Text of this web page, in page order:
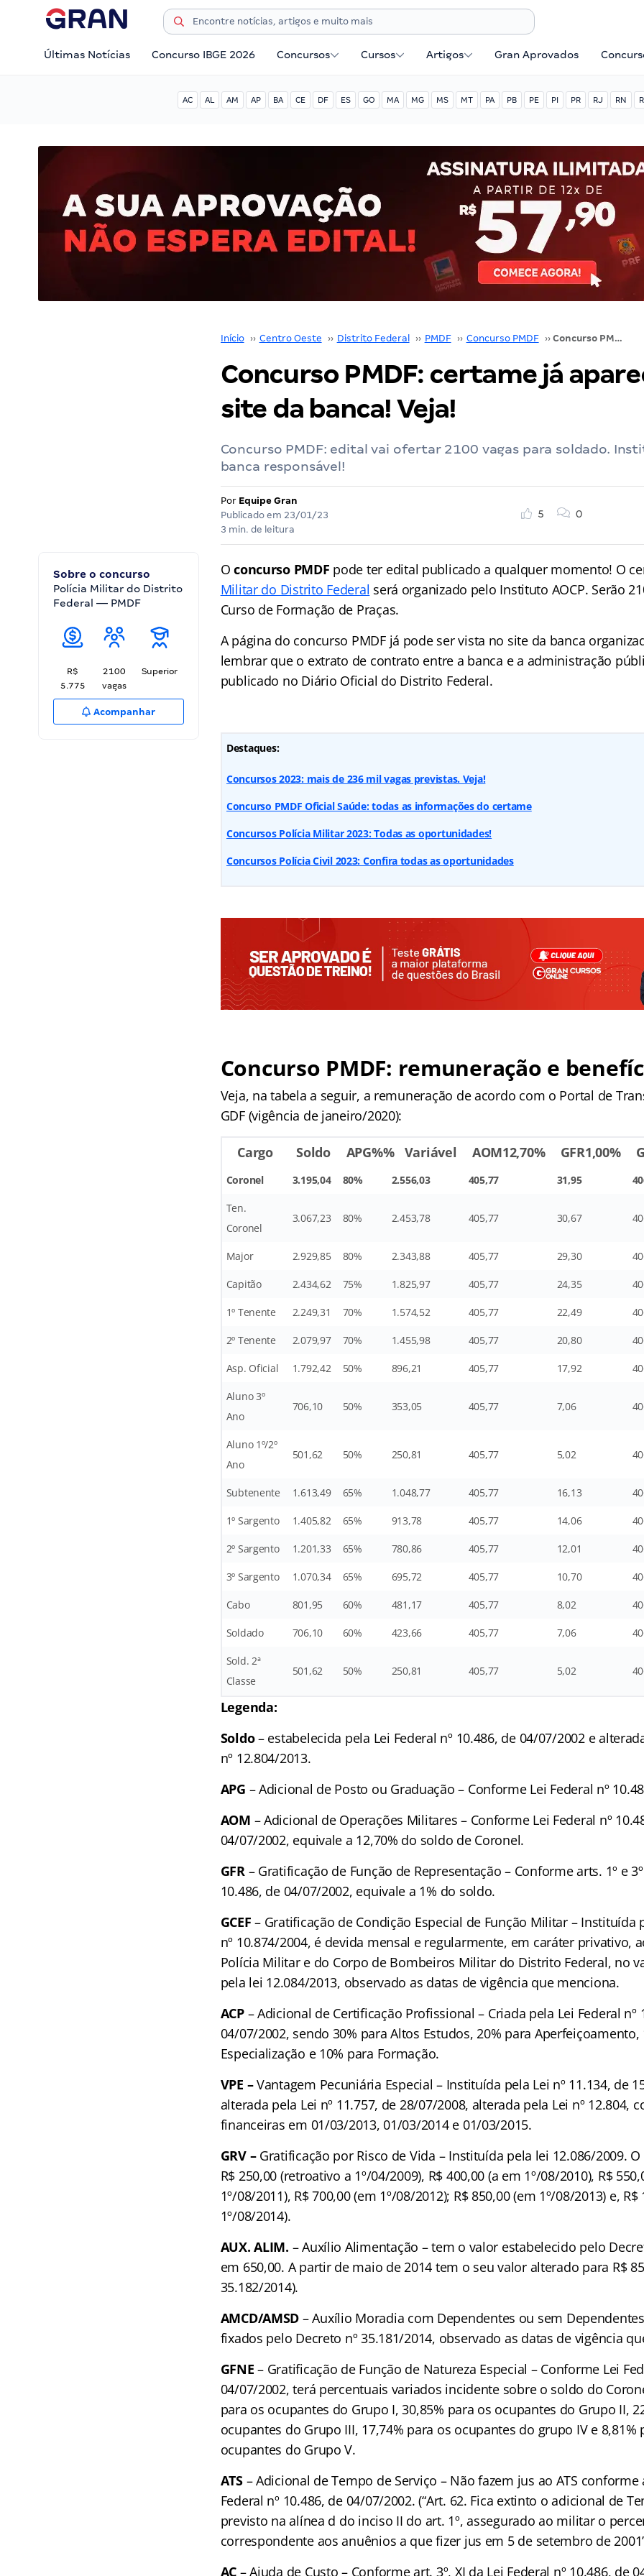
Últimas Notícias Concurso IBGE 2026 Concursos Cursos Artigos Gran Aprovados
AC AL AM AP BA CE DF ES GO MA MG MS MT PA PB PE PI PR RJ RN
Início ›› Centro Oeste ›› Distrito Federal ›› PMDF ›› Concurso PMDF ›› Concurso PMDF: certame já aparece no site da banca! Veja!
Concurso PMDF: certame já
site da banca! Veja!
Concurso PMDF: edital vai ofertar 2100 vagas para soldado.
banca responsável!
Por Equipe Gran
Publicado em 23/01/23
3 min. de leitura
5 0
Sobre o concurso
Polícia Militar do Distrito
Federal — PMDF
R$
5.775
2100
vagas
Superior
Acompanhar
Oconcurso PMDF pode ter edital publicado a qualquer momento! O
Militar do Distrito Federal será organizado pelo Instituto AOCP. Serão
Curso de Formação de Praças.
A página do concurso PMDF já pode ser vista no site da banca
lembrar que o extrato de contrato entre a banca e a administração
publicado no Diário Oficial do Distrito Federal.
Destaques:
Concursos 2023: mais de 236 mil vagas previstas. Veja!
Concurso PMDF Oficial Saúde: todas as informações do certame
Concursos Polícia Militar 2023: Todas as oportunidades!
Concursos Polícia Civil 2023: Confira todas as oportunidades
Concurso PMDF: remuneração e
Veja, na tabela a seguir, a remuneração de acordo com o Portal de
GDF (vigência de janeiro/2020):
Cargo Soldo APG%% Variável AOM12,70% GFR1,00%
Coronel 3.195,04 80% 2.556,03 405,77 31,95
Ten.
Coronel
3.067,23 80% 2.453,78 405,77 30,67
Major 2.929,85 80% 2.343,88 405,77 29,30
Capitão 2.434,62 75% 1.825,97 405,77 24,35
1º Tenente 2.249,31 70% 1.574,52 405,77 22,49
2º Tenente 2.079,97 70% 1.455,98 405,77 20,80
Asp. Oficial 1.792,42 50% 896,21 405,77 17,92
Aluno 3º
Ano
706,10 50% 353,05 405,77 7,06
Aluno 1º/2º
Ano
501,62 50% 250,81 405,77 5,02
Subtenente 1.613,49 65% 1.048,77 405,77 16,13
1º Sargento 1.405,82 65% 913,78 405,77 14,06
2º Sargento 1.201,33 65% 780,86 405,77 12,01
3º Sargento 1.070,34 65% 695,72 405,77 10,70
Cabo 801,95 60% 481,17 405,77 8,02
Soldado 706,10 60% 423,66 405,77 7,06
Sold. 2ª
Classe
501,62 50% 250,81 405,77 5,02
Legenda:
Soldo– estabelecida pela Lei Federal nº 10.486, de 04/07/2002 e
nº 12.804/2013.
APG – Adicional de Posto ou Graduação – Conforme Lei Federal nº
AOM – Adicional de Operações Militares – Conforme Lei Federal nº
04/07/2002, equivale a 12,70% do soldo de Coronel.
GFR – Gratificação de Função de Representação – Conforme arts. 1º e
10.486, de 04/07/2002, equivale a 1% do soldo.
GCEF– Gratificação de Condição Especial de Função Militar – Instituída
nº 10.874/2004, é devida mensal e regularmente, em caráter privativo,
Polícia Militar e do Corpo de Bombeiros Militar do Distrito Federal, no
pela lei 12.084/2013, observado as datas de vigência que menciona.
ACP– Adicional de Certificação Profissional – Criada pela Lei Federal nº
04/07/2002, sendo 30% para Altos Estudos, 20% para Aperfeiçoamento,
Especialização e 10% para Formação.
VPE –Vantagem Pecuniária Especial – Instituída pela Lei nº 11.134, de
alterada pela Lei nº 11.757, de 28/07/2008, alterada pela Lei nº 12.804,
financeiras em 01/03/2013, 01/03/2014 e 01/03/2015.
GRV –Gratificação por Risco de Vida – Instituída pela lei 12.086/2009.
R$ 250,00 (retroativo a 1º/04/2009), R$ 400,00 (a em 1º/08/2010), R$
1º/08/2011), R$ 700,00 (em 1º/08/2012); R$ 850,00 (em 1º/08/2013) e, R$
1º/08/2014).
AUX. ALIM. – Auxílio Alimentação – tem o valor estabelecido pelo
em 650,00. A partir de maio de 2014 tem o seu valor alterado para R$
35.182/2014).
AMCD/AMSD – Auxílio Moradia com Dependentes ou sem
fixados pelo Decreto nº 35.181/2014, observado as datas de vigência
GFNE– Gratificação de Função de Natureza Especial – Conforme Lei
04/07/2002, terá percentuais variados incidente sobre o soldo do
para os ocupantes do Grupo I, 30,85% para os ocupantes do Grupo II,
ocupantes do Grupo III, 17,74% para os ocupantes do grupo IV e 8,81%
ocupantes do Grupo V.
ATS – Adicional de Tempo de Serviço – Não fazem jus ao ATS conforme
Federal nº 10.486, de 04/07/2002. (“Art. 62. Fica extinto o adicional de
previsto na alínea d do inciso II do art. 1º, assegurado ao militar o
correspondente aos anuênios a que fizer jus em 5 de setembro de
AC – Ajuda de Custo – Conforme art. 3º, XI da Lei Federal nº 10.486, de